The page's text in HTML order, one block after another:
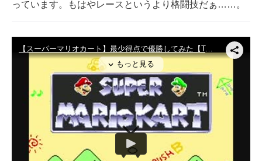
好きが集まる 比べて選べる
AI活用のいまが分かる
企業ITのトレンドを詳説
経営リーダーのコミュニティ
マーケ×ITの今がよく分かる
ITエンジニア向け専門サイト
っています。もはやレースというより格闘技だぁ……。